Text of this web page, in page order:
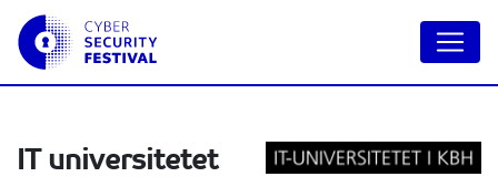
IT universitetet